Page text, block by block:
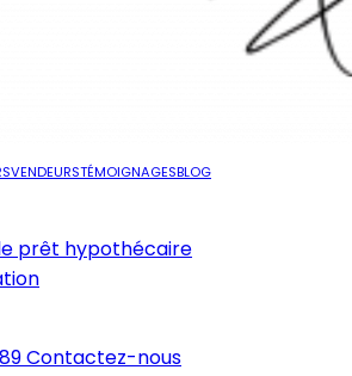
VENDEURSTÉMOIGNAGESBLOG
prêt hypothécaire
Contactez-nous